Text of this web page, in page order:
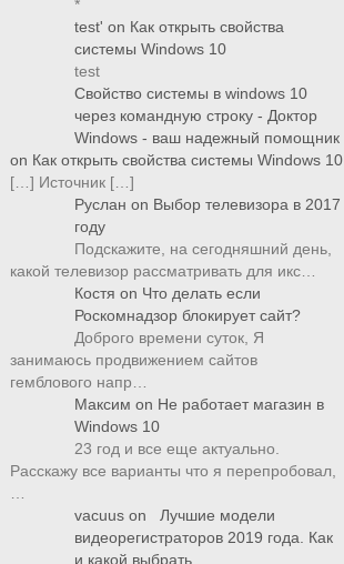
*
test' on Как открыть свойства
системы Windows 10
test
Свойство системы в windows 10
через командную строку - Доктор
Windows - ваш надежный помощник
on Как открыть свойства системы Windows 10
[…] Источник […]
Руслан on Выбор телевизора в 2017
году
Подскажите, на сегодняшний день,
какой телевизор рассматривать для икс…
Костя on Что делать если
Роскомнадзор блокирует сайт?
Доброго времени суток, Я
занимаюсь продвижением сайтов
гемблового напр…
Максим on Не работает магазин в
Windows 10
23 год и все еще актуально.
Расскажу все варианты что я перепробовал,
vacuus on
Лучшие модели
видеорегистраторов 2019 года. Как
и какой выбрать